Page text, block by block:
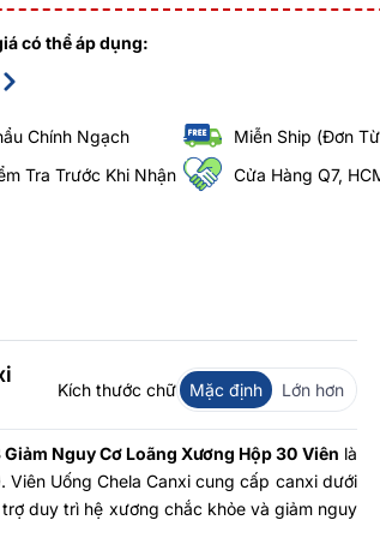
có thể áp dụng:
Chính Ngạch
Miễn Ship (Đơn
Tra Trước Khi Nhận
Cửa Hàng Q7,
Kích thước chữ Mặc định Lớn hơn
Nguy Cơ Loãng Xương Hộp 30 Viên là
. Viên Uống Chela Canxi cung cấp canxi dưới
duy trì hệ xương chắc khỏe và giảm nguy